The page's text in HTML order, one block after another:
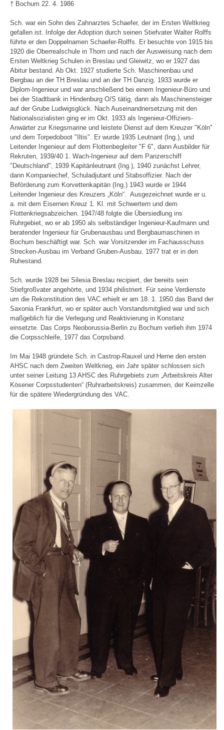
† Bochum 22. 4. 1986
Sch. war ein Sohn des Zahnarztes Schaefer, der im Ersten Weltkrieg
gefallen ist. Infolge der Adoption durch seinen Stiefvater Walter Rolffs
führte er den Doppelnamen Schaefer-Rolffs. Er besuchte von 1915 bis
1920 die Oberrealschule in Thorn und nach der Ausweisung nach dem
Ersten Weltkrieg Schulen in Breslau und Gleiwitz, wo er 1927 das
Abitur bestand. Ab Okt. 1927 studierte Sch. Maschinenbau und
Bergbau an der TH Breslau und an der TH Danzig. 1933 wurde er
Diplom-Ingenieur und war anschließend bei einem Ingenieur-Büro und
bei der Stadtbank in Hindenburg O/S tätig, dann als Maschinensteiger
auf der Grube Ludwigsglück. Nach Auseinandnersetzung mit den
Nationalsozialisten ging er im Okt. 1933 als Ingenieur-Offiziers-
Anwärter zur Kriegsmarine und leistete Dienst auf dem Kreuzer "Köln"
und dem Torpedoboot "Iltis". Er wurde 1935 Leutnant (Ing.), und
Leitender Ingenieur auf dem Flottenbegleiter "F 6", dann Ausbilder für
Rekruten, 1939/40 1. Wach-Ingenieur auf dem Panzerschiff
"Deutschland", 1939 Kapitänleutnant (Ing.), 1940 zunächst Lehrer,
dann Kompaniechef, Schuladjutant und Stabsoffizier. Nach der
Beförderung zum Korvettenkapitän (Ing.) 1943 wurde er 1944
Leitender Ingenieur des Kreuzers „Köln“. Ausgezeichnet wurde er u.
a. mit dem Eisernen Kreuz 1. Kl. mit Schwertern und dem
Flottenkriegsabzeichen. 1947/48 folgte die Übersiedlung ins
Ruhrgebiet, wo er ab 1950 als selbständiger Ingenieur-Kaufmann und
beratender Ingenieur für Grubenausbau und Bergbaumaschinen in
Bochum beschäftigt war. Sch. war Vorsitzender im Fachausschuss
Strecken-Ausbau im Verband Gruben-Ausbau. 1977 trat er in den
Ruhestand.
Sch. wurde 1928 bei Silesia Breslau recipiert, der bereits sein
Stiefgroßvater angehörte, und 1934 philistriert. Für seine Verdienste
um die Rekonstitution des VAC erhielt er am 18. 1. 1950 das Band der
Saxonia Frankfurt, wo er später auch Vorstandsmitglied war und sich
maßgeblich für die Verlegung und Reaktivierung in Konstanz
einsetzte. Das Corps Neoborussia-Berlin zu Bochum verlieh ihm 1974
die Corpsschleife, 1977 das Corpsband.
Im Mai 1948 gründete Sch. in Castrop-Rauxel und Herne den ersten
AHSC nach dem Zweiten Weltkrieg, ein Jahr später schlossen sich
unter seiner Leitung 13 AHSC des Ruhrgebiets zum „Arbeitskreis Alter
Kösener Corpsstudenten“ (Ruhrarbeitskreis) zusammen, der Keimzelle
für die spätere Wiedergründung des VAC.